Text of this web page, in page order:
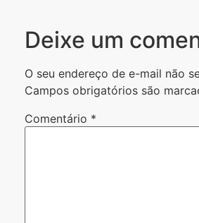
Deixe um
O seu endereço de e-mail não
Campos obrigatórios são
Comentário *